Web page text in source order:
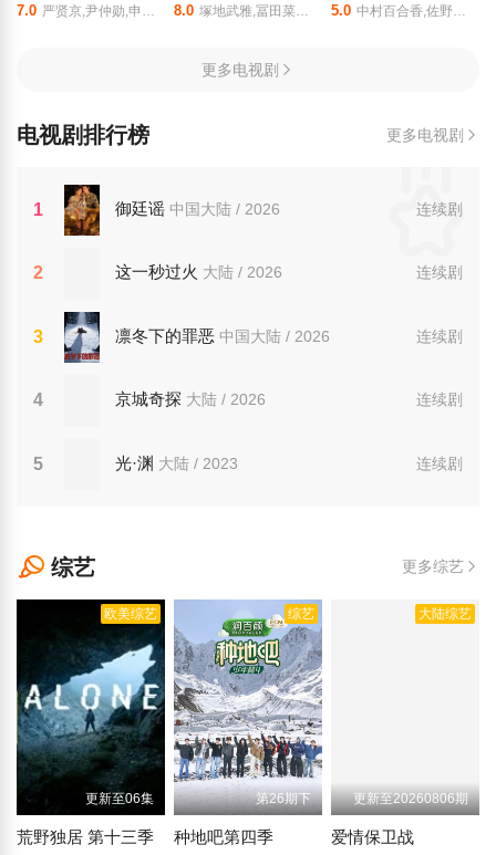
7.0 严贤京,尹仲勋,申正允,尹多英,金惠玉,鲜于在德,尹多勋,文喜京,李商淑,郑孝彬,李家豪,郑永琡 8.0 塚地武雅,冨田菜々風,櫻井もも,鈴木瞳美,蟹沢萌子,谷崎早耶,本田珠由記,落合希来里,尾木波菜,永田詩央里,河口夏音,川中子奈月心 5.0 中村百合香,佐野玲於,山野海,叶山奖之,滨津隆之,桥本美敦子,横野堇
更多电视剧
电视剧排行榜 更多电视剧
1 连续剧
御廷谣 中国大陆 / 2026
2 连续剧
这一秒过火 大陆 / 2026
3 连续剧
凛冬下的罪恶 中国大陆 / 2026
4 连续剧
京城奇探 大陆 / 2026
5 连续剧
光·渊 大陆 / 2023
综艺 更多综艺
欧美综艺
更新至06集
荒野独居 第十三季
综艺
第26期下
种地吧第四季
大陆综艺
更新至20260806期
爱情保卫战